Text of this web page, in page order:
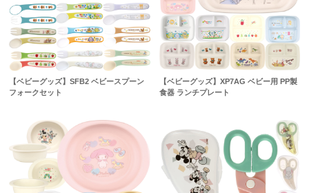
【ベビーグッズ】SFB2 ベビースプーン
フォークセット
【ベビーグッズ】XP7AG ベビー用 PP製
食器 ランチプレート